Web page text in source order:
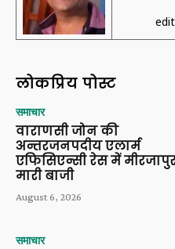
लोकप्रिय पोस्ट
समाचार
वाराणसी जोन की
अन्तरजनपदीय एलार्म
एफिसिएन्सी रेस में
मारी बाजी
August 6, 2026
समाचार